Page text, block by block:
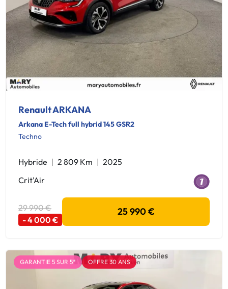
Renault ARKANA
Arkana E-Tech full hybrid 145 GSR2
Techno
Hybride 2 809 Km
2025
Crit'Air
29 990 €
- 4 000 €
25 990 €
GARANTIE 5 SUR 5* OFFRE 30 ANS